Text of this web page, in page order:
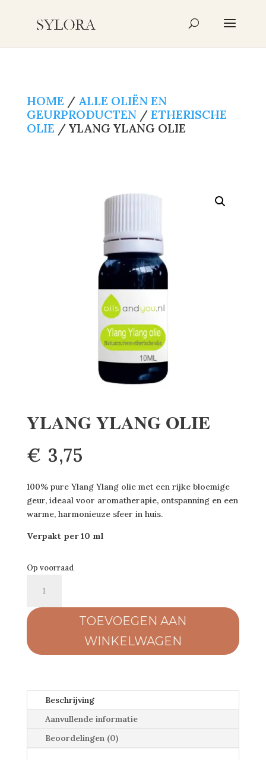
HOME / ALLE OLIËN EN
GEURPRODUCTEN / ETHERISCHE
OLIE / YLANG YLANG OLIE
YLANG YLANG OLIE
€ 3,75
100% pure Ylang Ylang olie met een rijke bloemige
geur, ideaal voor aromatherapie, ontspanning en een
warme, harmonieuze sfeer in huis.
Verpakt per 10 ml
Op voorraad
Ylang
olie
aantal
TOEVOEGEN AAN
WINKELWAGEN
Beschrijving
Aanvullende informatie
Beoordelingen (0)